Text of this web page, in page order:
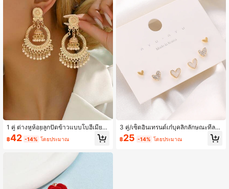
1 คู่ ต่างหูห้อยลูกปัดข้าวแบบโบฮีเมียน
แบบเก่าแก่ ที่มีความโค้งมน ใช้ได้หลา
กหลาย หรูหราแบบบอลลีวูด สำหรับผู้ห
ร์ตี้ ออกเดท ของขวัญ ท่องเที่ยวฤดูร้อน เ
ทศกาลดนตรี เหมาะสำหรับสวมใส่ในวั
฿42 -14% โดยประมาณ
3 คู่/เซ็ตอินเทรนด์เก๋บุคลิกลักษณะที่ละเ
อียดอ่อนรูปหัวใจ พลอยเทียม ต่างหูชุด,
สบายๆอเนกประสงค์สปอร์ตต่างหูกลาง
฿25 -14% โดยประมาณ